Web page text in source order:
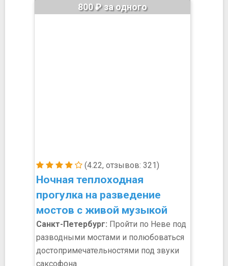
(4.22, отзывов: 321)
Ночная теплоходная
прогулка на разведение
мостов с живой музыкой
800 ₽ за одного
Санкт-Петербург: Пройти по Неве под
разводными мостами и полюбоваться
достопримечательностями под звуки
саксофона